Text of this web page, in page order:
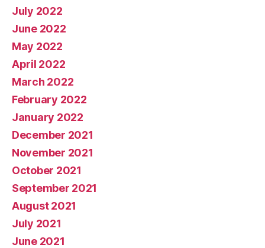
July 2022
June 2022
May 2022
April 2022
March 2022
February 2022
January 2022
December 2021
November 2021
October 2021
September 2021
August 2021
July 2021
June 2021